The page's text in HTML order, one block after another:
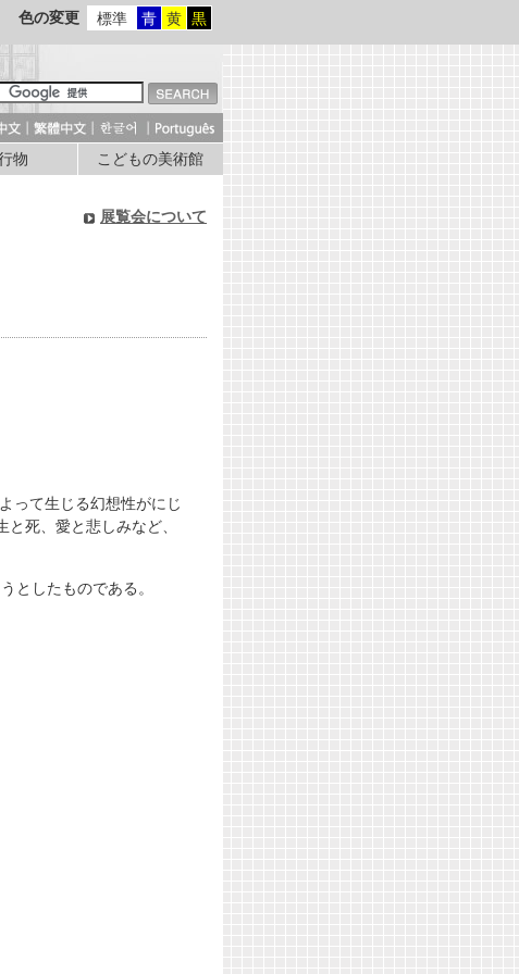
色の変更 標準 青 黄 黒
物 こどもの美術館
展覧会について
って生じる幻想性がにじ
死、愛と悲しみなど、
としたものである。